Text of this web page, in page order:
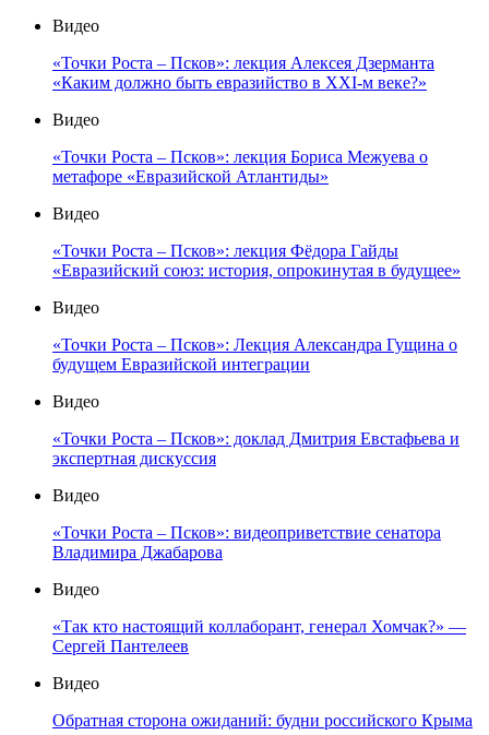
Видео
«Точки Роста – Псков»: лекция Алексея Дзерманта
«Каким должно быть евразийство в XXI-м веке?»
Видео
«Точки Роста – Псков»: лекция Бориса Межуева о
метафоре «Евразийской Атлантиды»
Видео
«Точки Роста – Псков»: лекция Фёдора Гайды
«Евразийский союз: история, опрокинутая в будущее»
Видео
«Точки Роста – Псков»: Лекция Александра Гущина о
будущем Евразийской интеграции
Видео
«Точки Роста – Псков»: доклад Дмитрия Евстафьева и
экспертная дискуссия
Видео
«Точки Роста – Псков»: видеоприветствие сенатора
Владимира Джабарова
Видео
«Так кто настоящий коллаборант, генерал Хомчак?» —
Сергей Пантелеев
Видео
Обратная сторона ожиданий: будни российского Крыма